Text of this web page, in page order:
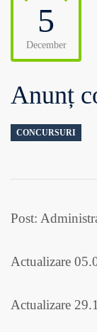
5
December
Anunț
CONCURSURI
Post:
Actualizare
Actualizare